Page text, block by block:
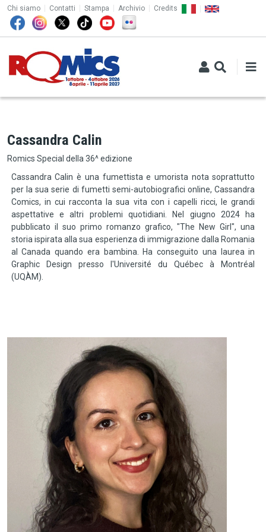
Salta al contenuto principale
TOP MENU
Chi siamo Contatti Stampa Archivio Credits
Cassandra Calin
Romics Special della 36^ edizione
Cassandra Calin è una fumettista e umorista nota soprattutto
per la sua serie di fumetti semi-autobiografici online, Cassandra
Comics, in cui racconta la sua vita con i capelli ricci, le grandi
aspettative e altri problemi quotidiani. Nel giugno 2024 ha
pubblicato il suo primo romanzo grafico, "The New Girl", una
storia ispirata alla sua esperienza di immigrazione dalla Romania
al Canada quando era bambina. Ha conseguito una laurea in
Graphic Design presso l'Université du Québec à Montréal
(UQÀM).